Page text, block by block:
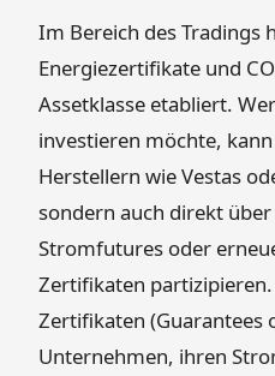
Im Bereich des Tradings
Energiezertifikate und
Assetklasse etabliert.
investieren möchte,
Herstellern wie Vestas
sondern auch direkt
Stromfutures oder
Zertifikaten
Zertifikaten (Guarantees
Unternehmen, ihren